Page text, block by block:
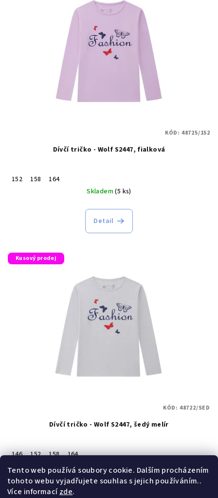
Tento web používá soubory cookie. Dalším procházením
tohoto webu vyjadřujete souhlas s jejich používáním..
Více informacízde.
Dívčí tričko - Wolf S2447, fialková
152 158
164
Skladem(5 ks)
Detail
KÓD: 48725/152
Kusový prodej
Dívčí tričko - Wolf S2447, šedý melír
146 152 158
164
Skladem (18 ks)
KÓD: 48722/SED